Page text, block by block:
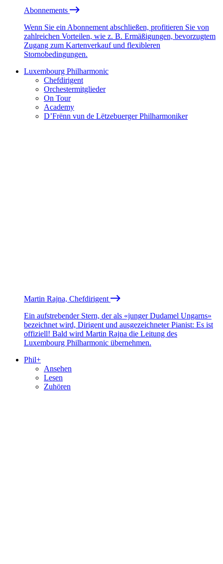
Abonnements
Wenn Sie ein Abonnement abschließen, profitieren Sie von
zahlreichen Vorteilen, wie z. B. Ermäßigungen, bevorzugtem
Zugang zum Kartenverkauf und flexibleren
Stornobedingungen.
Luxembourg Philharmonic
Chefdirigent
Orchestermitglieder
On Tour
Academy
D’Frënn vun de Lëtzebuerger Philharmoniker
Martin Rajna, Chefdirigent
Ein aufstrebender Stern, der als «junger Dudamel Ungarns»
bezeichnet wird, Dirigent und ausgezeichneter Pianist: Es ist
offiziell! Bald wird Martin Rajna die Leitung des
Luxembourg Philharmonic übernehmen.
Phil+
Ansehen
Lesen
Zuhören